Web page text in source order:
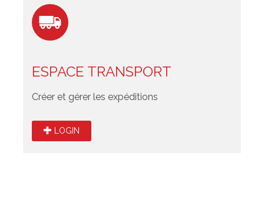
ESPACE TRANSPORT
Créer et gérer les expéditions
LOGIN